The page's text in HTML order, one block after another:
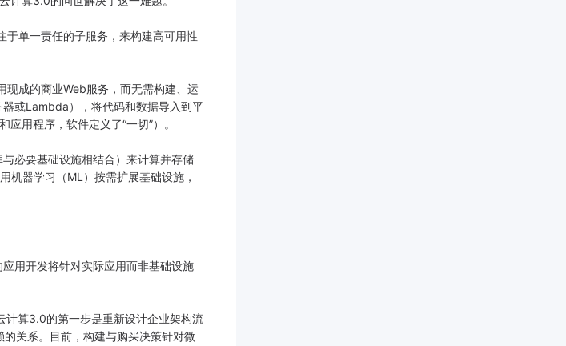
单一责任的子服务，来构建高可用性
成的商业Web服务，而无需构建、运
或Lambda），将代码和数据导入到平
用程序，软件定义了“一切”）。
必要基础设施相结合）来计算并存储
机器学习（ML）按需扩展基础设施，
用开发将针对实际应用而非基础设施
算3.0的第一步是重新设计企业架构流
关系。目前，构建与购买决策针对微